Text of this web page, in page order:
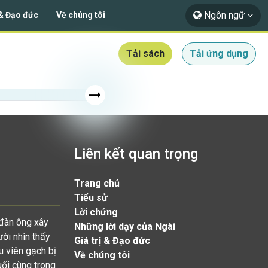
Đạo đức Về chúng tôi Ngôn ngữ
Tải sách Tải ứng dụng
ông xây
nhìn thấy
viên gạch bị
cùng trong
Liên kết quan trọng
Trang chủ
Tiểu sử
Lời chứng
Những lời dạy của Ngài
Giá trị & Đạo đức
Về chúng tôi